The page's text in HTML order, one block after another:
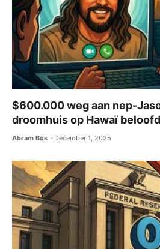
$600.000 weg aan nep-
droomhuis op Hawaï
Abram Bos December 1, 2025